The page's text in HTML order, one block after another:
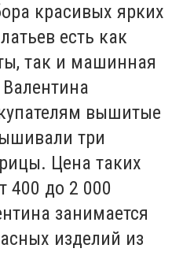
красивых ярких
есть как
так и машинная
вышитые
три
Цена таких
400 до 2 000
занимается
изделий из